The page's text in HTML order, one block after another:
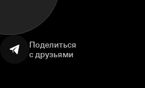
Поделиться
с друзьями